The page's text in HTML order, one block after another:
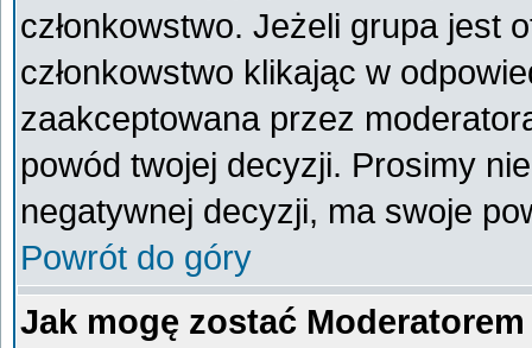
członkowstwo. Jeżeli grupa jest
członkowstwo klikając w
zaakceptowana przez
powód twojej decyzji. Prosimy
negatywnej decyzji, ma swoje
Powrót do góry
Jak mogę zostać